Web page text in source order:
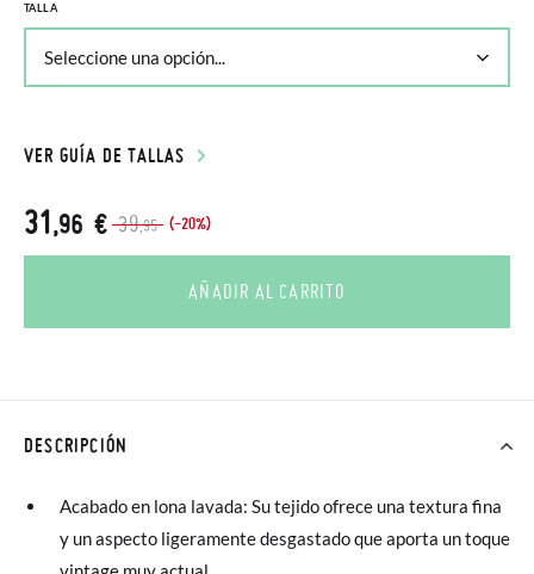
TALLA
VER GUÍA DE TALLAS
39,95 (-20%)
31,96 €
AÑADIR AL CARRITO
DESCRIPCIÓN
Acabado en lona lavada: Su tejido ofrece una textura fina
y un aspecto ligeramente desgastado que aporta un toque